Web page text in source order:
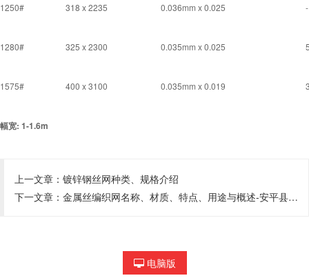
1250# 318 x 2235 0.036mm x 0.025 -
1280# 325 x 2300 0.035mm x 0.025
1575# 400 x 3100 0.035mm x 0.019
幅宽: 1-1.6m
上一文章： 镀锌钢丝网种类、规格介绍
下一文章： 金属丝编织网名称、材质、特点、用途与概述-安平县茂群丝网制造有限公司【电话:17331454446】
电脑版